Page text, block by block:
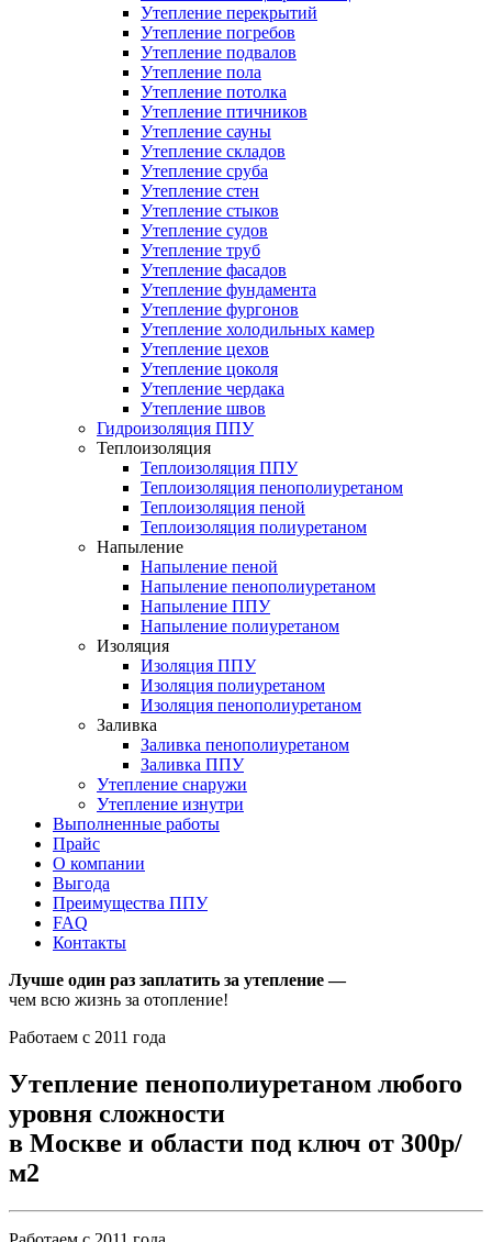
Утепление перекрытий
Утепление погребов
Утепление подвалов
Утепление пола
Утепление потолка
Утепление птичников
Утепление сауны
Утепление складов
Утепление сруба
Утепление стен
Утепление стыков
Утепление судов
Утепление труб
Утепление фасадов
Утепление фундамента
Утепление фургонов
Утепление холодильных камер
Утепление цехов
Утепление цоколя
Утепление чердака
Утепление швов
Гидроизоляция ППУ
Теплоизоляция
Теплоизоляция ППУ
Теплоизоляция пенополиуретаном
Теплоизоляция пеной
Теплоизоляция полиуретаном
Напыление
Напыление пеной
Напыление пенополиуретаном
Напыление ППУ
Напыление полиуретаном
Изоляция
Изоляция ППУ
Изоляция полиуретаном
Изоляция пенополиуретаном
Заливка
Заливка пенополиуретаном
Заливка ППУ
Утепление снаружи
Утепление изнутри
Выполненные работы
Прайс
О компании
Выгода
Преимущества ППУ
FAQ
Контакты
Лучше один раз заплатить за утепление —
чем всю жизнь за отопление!
Работаем с 2011 года
Утепление пенополиуретаном любого
уровня сложности
в Москве и области под ключ от 300р/
м2